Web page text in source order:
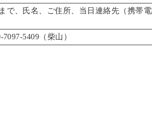
で、氏名、ご住所、当日連絡先（携帯
5409（柴山）